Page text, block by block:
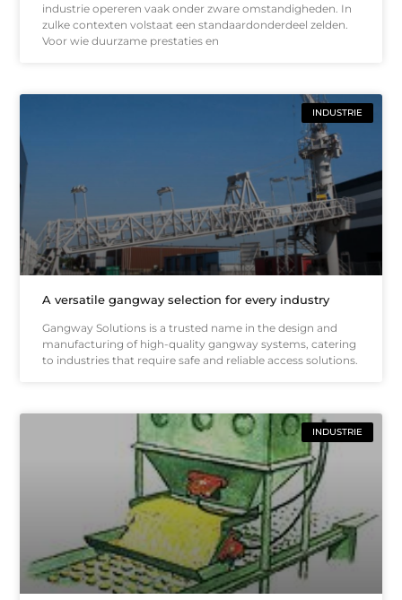
industrie opereren vaak onder zware omstandigheden. In
zulke contexten volstaat een standaardonderdeel zelden.
Voor wie duurzame prestaties en
INDUSTRIE
A versatile gangway selection for every industry
Gangway Solutions is a trusted name in the design and
manufacturing of high-quality gangway systems, catering
to industries that require safe and reliable access solutions.
INDUSTRIE